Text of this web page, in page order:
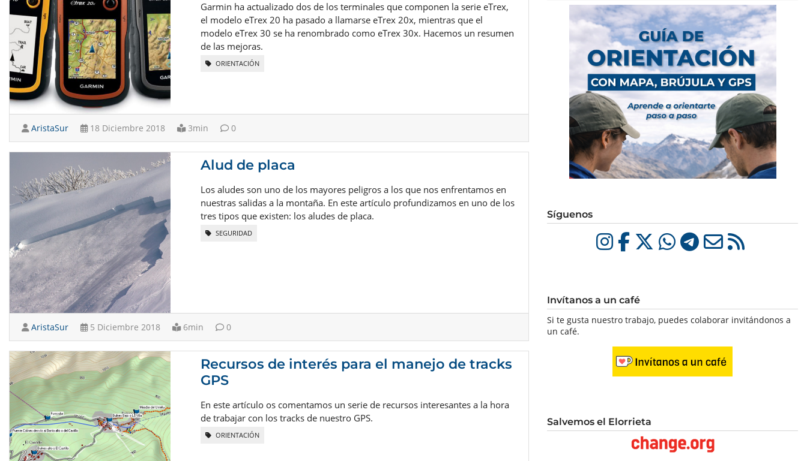
Garmin ha actualizado dos de los terminales que componen la serie eTrex,
el modelo eTrex 20 ha pasado a llamarse eTrex 20x, mientras que el
modelo eTrex 30 se ha renombrado como eTrex 30x. Hacemos un resumen
de las mejoras.
ORIENTACIÓN
AristaSur 18 Diciembre 2018 3min 0
Alud de placa
Los aludes son uno de los mayores peligros a los que nos enfrentamos en
nuestras salidas a la montaña. En este artículo profundizamos en uno de los
tres tipos que existen: los aludes de placa.
SEGURIDAD
AristaSur 5 Diciembre 2018 6min 0
Recursos de interés para el manejo de tracks
GPS
En este artículo os comentamos un serie de recursos interesantes a la hora
de trabajar con los tracks de nuestro GPS.
ORIENTACIÓN
Síguenos
Invítanos a un café
Si te gusta nuestro trabajo, puedes colaborar invitándonos a
un café.
Salvemos el Elorrieta